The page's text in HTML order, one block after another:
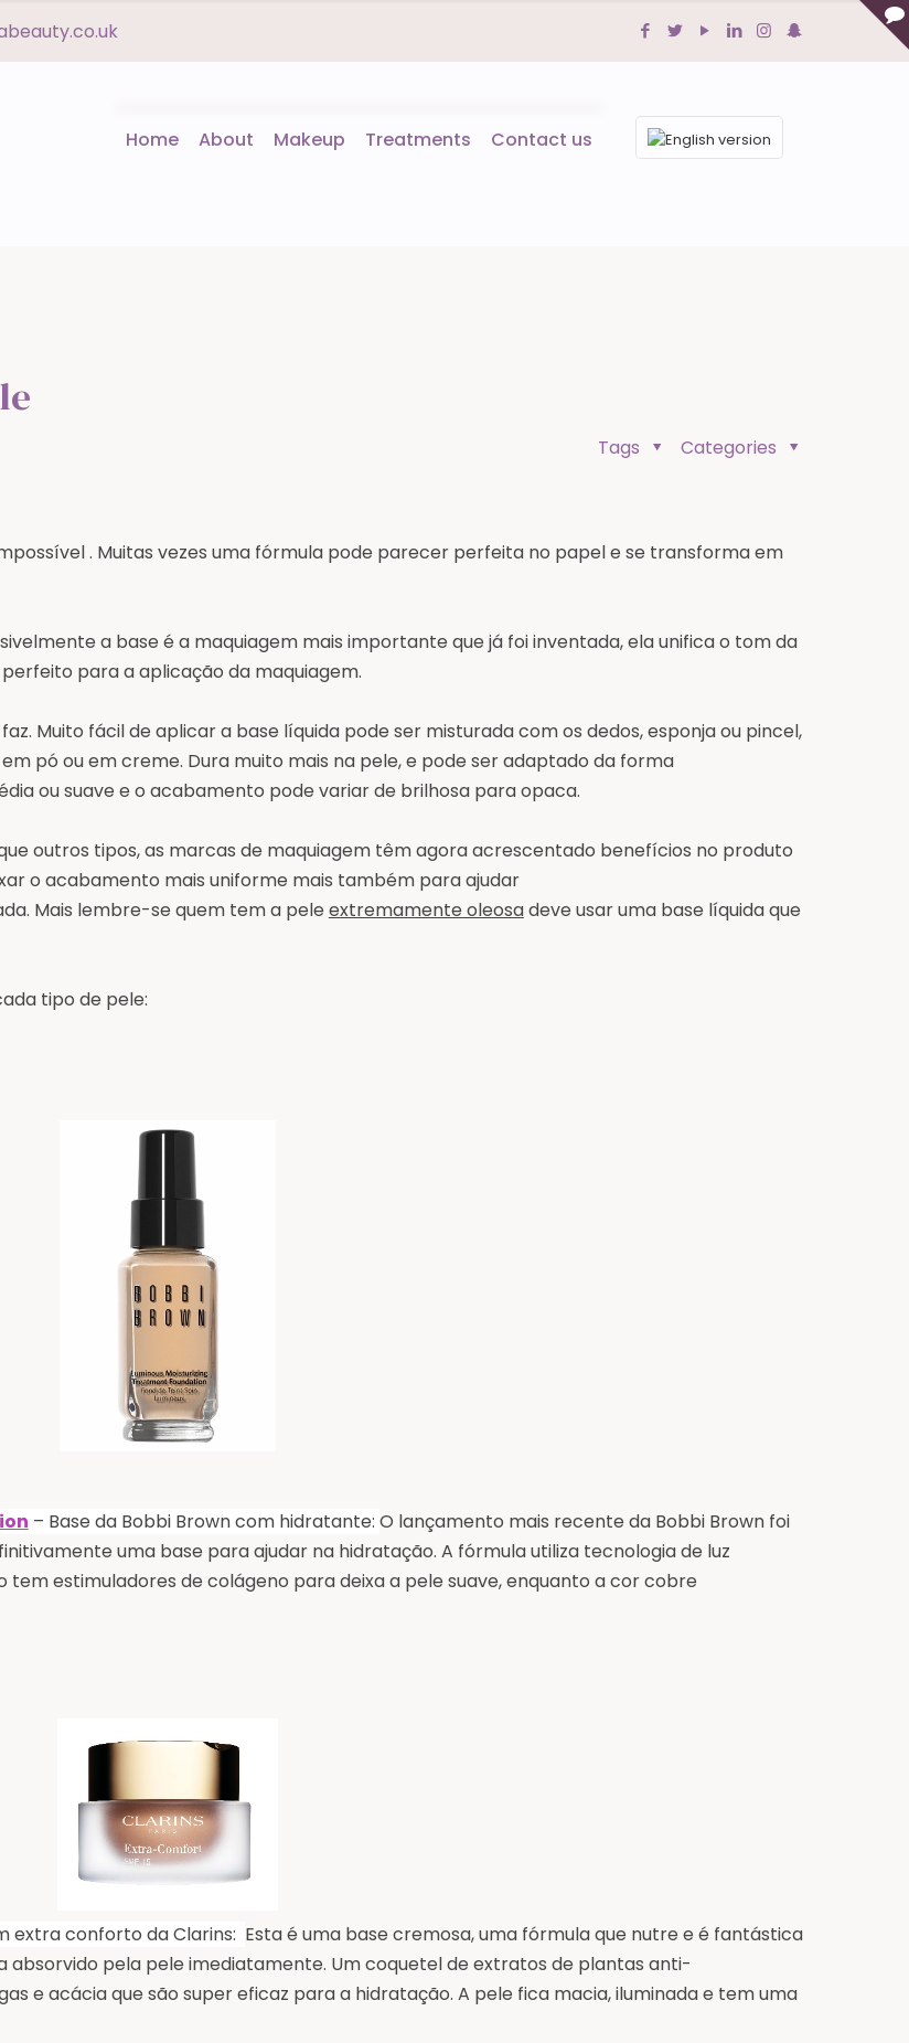
Home About Makeup Treatments Contact us
Categories
Tags
. Muitas vezes uma fórmula pode parecer perfeita no papel e se transforma em
a base é a maquiagem mais importante que já foi inventada, ela unifica o tom da
para aaplicação da maquiagem.
Muito fácil de aplicar a base líquidapode ser misturada com os dedos, esponja ou pincel,
pó ou em creme. Dura muito mais na pele, e pode ser adaptado da forma
ou suave e o acabamento pode variar de brilhosa para opaca.
outros tipos, as marcas de maquiagem têm agora acrescentado benefícios no produto
o acabamento mais uniforme mais também para ajudar
Mais lembre-se quem tem a pele extremamente oleosadeve usar uma base líquida que
tipo de pele:
– Base da Bobbi Brown com hidratante: O lançamento mais recente da Bobbi Brown foi
uma base para ajudar na hidratação. A fórmula utiliza tecnologia de luz
estimuladores de colágeno para deixa a pele suave, enquanto a cor cobre
extraconforto da Clarins: Estaé uma base cremosa, uma fórmula que nutre e é fantástica
absorvido pela pele imediatamente. Um coquetel de extratos de plantas anti-
e acácia que são super eficaz para a hidratação. A pele fica macia, iluminada e tem uma